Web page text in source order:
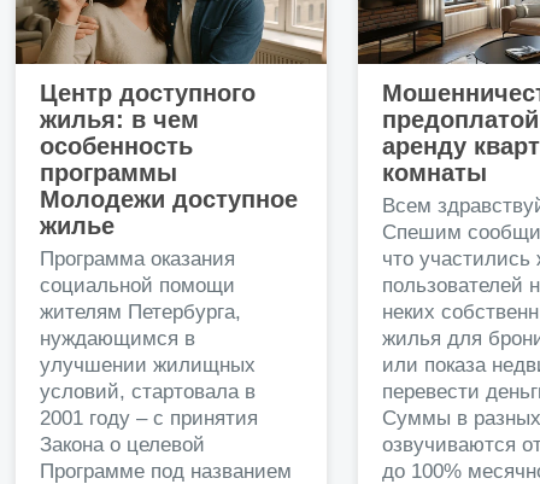
Центр доступного
жилья: в чем
особенность
программы
Молодежи доступное
жилье
Программа оказания
социальной помощи
жителям Петербурга,
нуждающимся в
улучшении жилищных
условий, стартовала в
2001 году – с принятия
Закона о целевой
Программе под названием
аренду
комнаты
Всем
Спешим
что
пользователей
неких
жилья для
или показа
перевести
Суммы в
озвучиваются
до 100%